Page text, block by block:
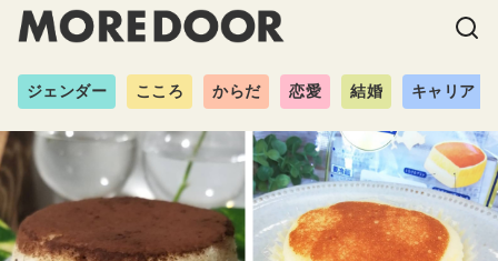
ジェンダー こころ からだ 恋愛 結婚 キャリア